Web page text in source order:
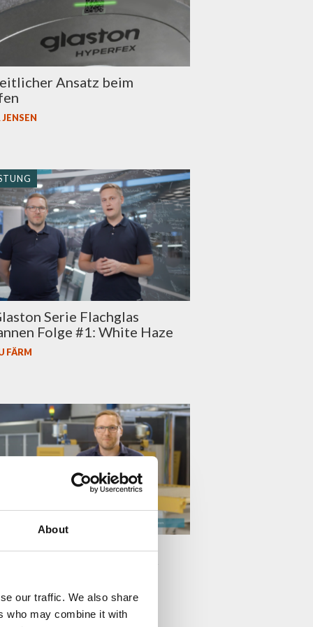
About
our traffic. We also share
who may combine it with
Ansatz beim
JENSEN
Serie Flachglas
Folge #1: White Haze
FÄRM
Episode 56: What
ARONEN